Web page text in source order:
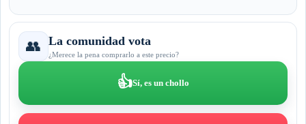
👥 La comunidad vota
¿Merece la pena comprarlo a este precio?
👍Sí, es un chollo